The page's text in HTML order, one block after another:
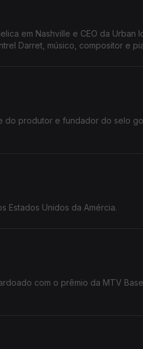
em Nashville e CEO da Urban
Darret, músico, compositor e
do produtor e fundador do selo
Estados Unidos da Amércia.
com o prêmio da MTV